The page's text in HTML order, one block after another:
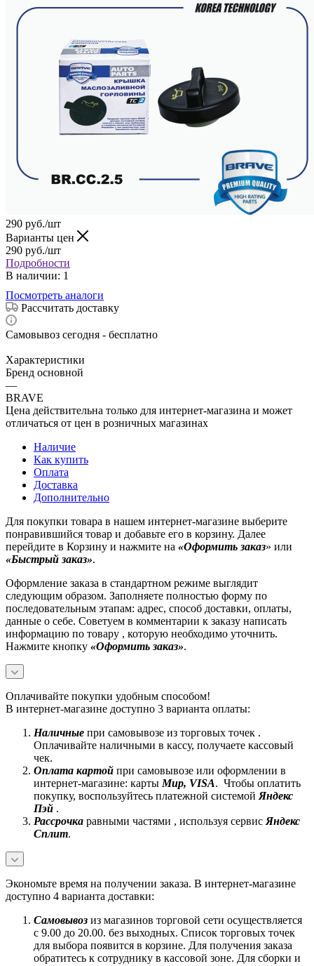
290 руб./шт
Варианты цен
290 руб./шт
Подробности
В наличии: 1
Посмотреть аналоги
Рассчитать доставку
Самовывоз сегодня - бесплатно
Характеристики
Бренд основной
—
BRAVE
Цена действительна только для интернет-магазина и может
отличаться от цен в розничных магазинах
Наличие
Как купить
Оплата
Доставка
Дополнительно
Для покупки товара в нашем интернет-магазине выберите
понравившийся товар и добавьте его в корзину. Далее
перейдите в Корзину и нажмите на «Оформить заказ» или
«Быстрый заказ».
Оформление заказа в стандартном режиме выглядит
следующим образом. Заполняете полностью форму по
последовательным этапам: адрес, способ доставки, оплаты,
данные о себе. Советуем в комментарии к заказу написать
информацию по товару , которую необходимо уточнить.
Нажмите кнопку «Оформить заказ».
Оплачивайте покупки удобным способом!
В интернет-магазине доступно 3 варианта оплаты:
Наличные при самовывозе из торговых точек .
Оплачивайте наличными в кассу, получаете кассовый
чек.
Оплата картой при самовывозе или оформлении в
интернет-магазине: карты Mир, VISA. Чтобы оплатить
покупку, воспользуйтесь платежной системой Яндекс
Пэй .
Рассрочка равными частями , используя сервис Яндекс
Сплит.
Экономьте время на получении заказа. В интернет-магазине
доступно 4 варианта доставки:
Самовывоз из магазинов торговой сети осуществляется
с 9.00 до 20.00. без выходных. Список торговых точек
для выбора появится в корзине. Для получения заказа
обратитесь к сотруднику в кассовой зоне. Для сборки и